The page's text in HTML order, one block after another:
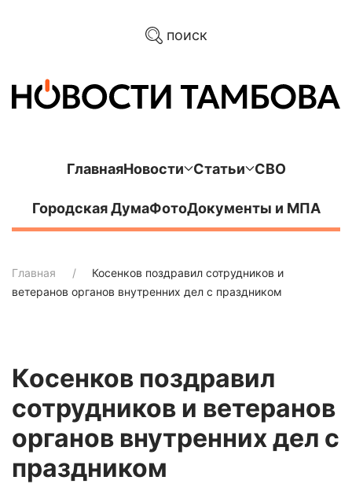
поиск
ГлавнаяНовости Статьи СВО
Городская ДумаФотоДокументы и МПА
Главная
Косенков поздравил сотрудников и
ветеранов органов внутренних дел с праздником
Косенков поздравил
сотрудников и ветеранов
органов внутренних дел с
праздником